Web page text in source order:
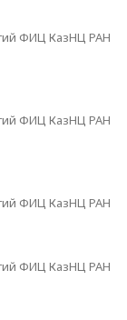
ФИЦ КазНЦ РАН
ФИЦ КазНЦ РАН
ФИЦ КазНЦ РАН
ФИЦ КазНЦ РАН